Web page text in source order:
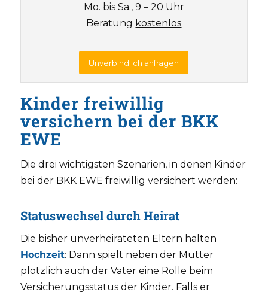
Mo. bis Sa., 9 – 20 Uhr
Beratung kostenlos
Unverbindlich anfragen
Kinder freiwillig
versichern bei der BKK
EWE
Die drei wichtigsten Szenarien, in denen Kinder
bei der BKK EWE freiwillig versichert werden:
Statuswechsel durch Heirat
Die bisher unverheirateten Eltern halten
Hochzeit: Dann spielt neben der Mutter
plötzlich auch der Vater eine Rolle beim
Versicherungsstatus der Kinder. Falls er